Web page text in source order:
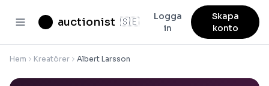
auctionist 🇸🇪
Logga
in
Skapa
konto
Hem Kreatörer Albert Larsson